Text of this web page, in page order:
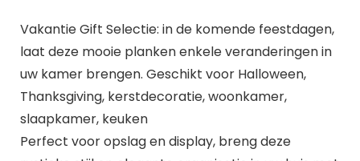
Vakantie Gift Selectie: in de komende feestdagen,
laat deze mooie planken enkele veranderingen in
uw kamer brengen. Geschikt voor Halloween,
Thanksgiving, kerstdecoratie, woonkamer,
slaapkamer, keuken
Perfect voor opslag en display, breng deze